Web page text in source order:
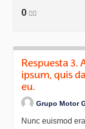
0 👍🏽
Respuesta 3.
ipsum, quis
eu.
Grupo Motor
Nunc euismod